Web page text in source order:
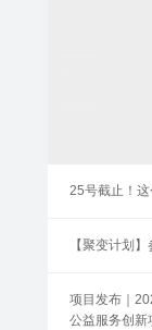
25号截止！这
【聚变计划
项目发布｜
公益服务创新